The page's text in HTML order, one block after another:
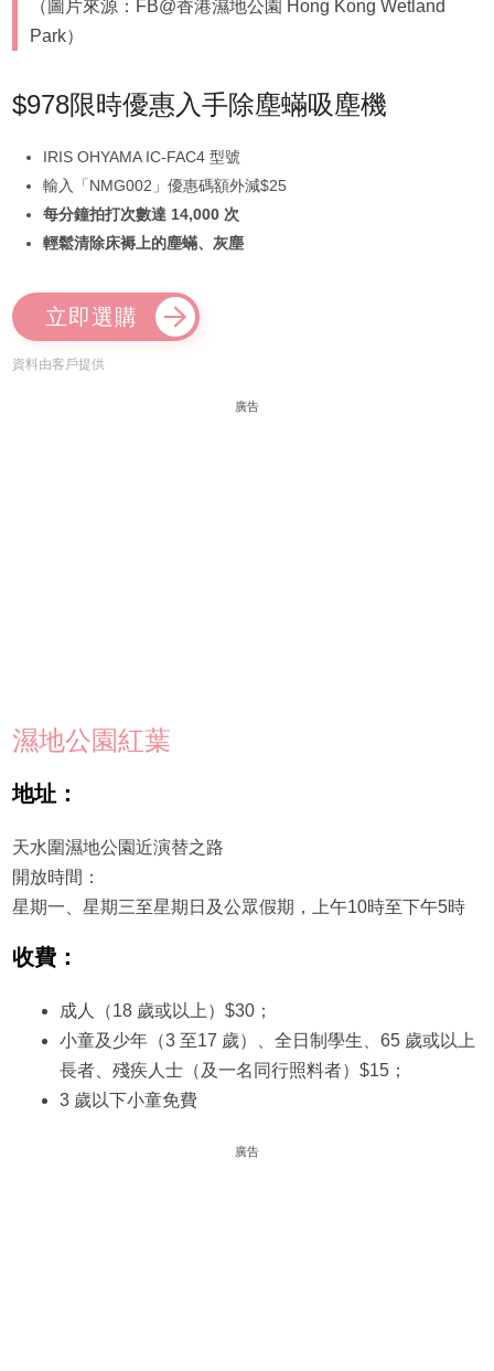
（圖片來源：FB@香港濕地公園 Hong Kong Wetland
Park）
$978限時優惠入手除塵蟎吸塵機
IRIS OHYAMA IC-FAC4 型號
輸入「NMG002」優惠碼額外減$25
每分鐘拍打次數達 14,000 次
輕鬆清除床褥上的塵蟎、灰塵
立即選購
資料由客戶提供
廣告
濕地公園紅葉
地址：
天水圍濕地公園近演替之路
開放時間：
星期一、星期三至星期日及公眾假期，上午10時至下午5時
收費：
成人（18 歲或以上）$30；
小童及少年（3 至17 歲）、全日制學生、65 歲或以上
長者、殘疾人士（及一名同行照料者）$15；
3 歲以下小童免費
廣告